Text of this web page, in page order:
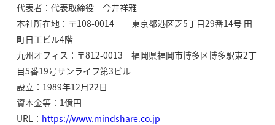
代表者：代表取締役 今井祥雅
本社所在地：〒108-0014 東京都港区芝5丁目29番14号 田
町日工ビル4階
九州オフィス：〒812-0013 福岡県福岡市博多区博多駅東2丁
目5番19号サンライフ第3ビル
設立：1989年12月22日
資本金等：1億円
URL： https://www.mindshare.co.jp